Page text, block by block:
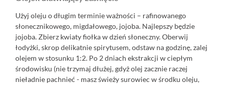
Użyj oleju o długim terminie ważności – rafinowanego
słonecznikowego, migdałowego, jojoba. Najlepszy będzie
jojoba. Zbierz kwiaty fiołka w dzień słoneczny. Oberwij
łodyżki, skrop delikatnie spirytusem, odstaw na godzinę, zalej
olejem w stosunku 1:2. Po 2 dniach ekstrakcji w ciepłym
środowisku (nie trzymaj dłużej, gdyż olej zacznie raczej
nieładnie pachnieć - masz świeży surowiec w środku oleju,